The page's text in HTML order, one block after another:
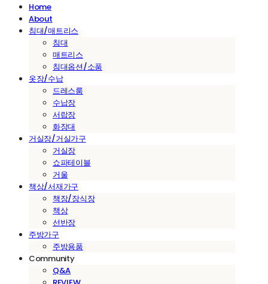
Home
About
침대/매트리스
침대
매트리스
침대옵션/소품
옷장/수납
드레스룸
수납장
서랍장
화장대
거실장/거실가구
거실장
쇼파테이블
거울
책상/서재가구
책장/장식장
책상
선반장
주방가구
주방용품
Community
Q&A